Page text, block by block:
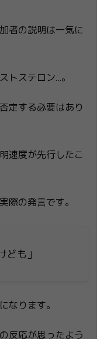
者の説明は一気に
トステロン…。
定する必要はあり
速度が先行したこ
際の発言です。
ども」
なります。
反応が思ったよう